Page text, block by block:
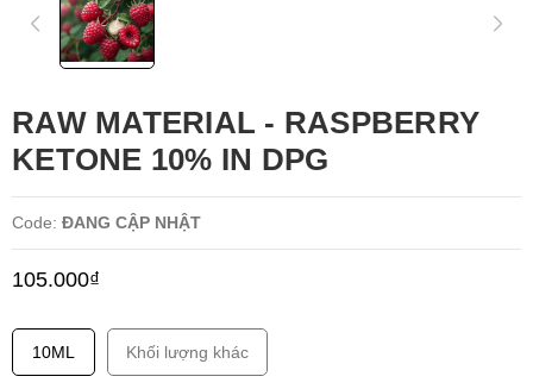
RAW MATERIAL - RASPBERRY
KETONE 10% IN DPG
Code: ĐANG CẬP NHẬT
105.000₫
10ML Khối lượng khác